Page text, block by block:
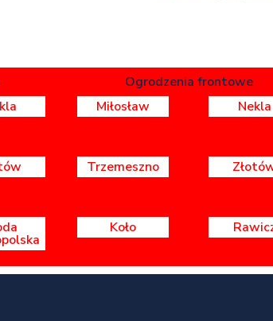
Ogrodzenia frontowe
Miłosław
Nekla
Trzemeszno
Koło